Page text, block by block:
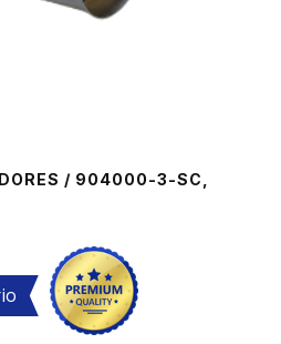
/ 904000-3-SC,